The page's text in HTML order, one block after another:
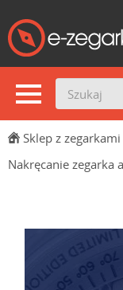
Sklep z zegarkami
Nakręcanie zegarka